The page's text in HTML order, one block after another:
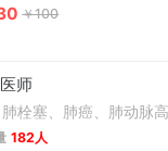
￥100
师
栓塞、肺癌、肺动脉
182人